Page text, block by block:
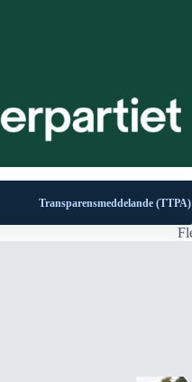
Transparensmeddelande (TTPA)